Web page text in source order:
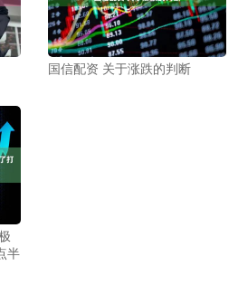
国信配资 关于涨跌的判断
半